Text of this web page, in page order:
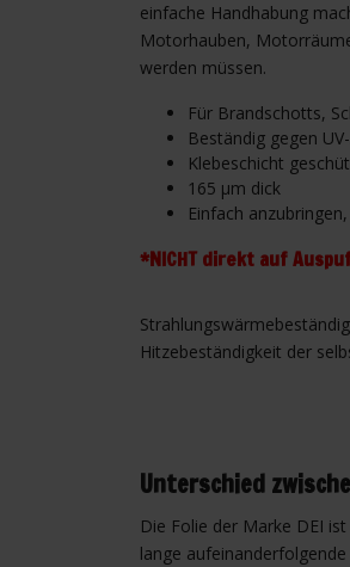
einfache Handhabung
Motorhauben,
werden müssen.
Für Brandschotts,
Beständig gegen
Klebeschicht
165 μm dick
Einfach
*NICHT direkt auf
Hitzebeständigkeit der
Unterschied
Die Folie der Marke DEI
lange